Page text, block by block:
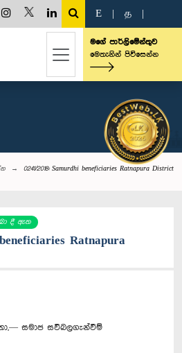
E த
මගේ පාර්ලිමේන්තුව
මෙතැනින් පිවිසෙන්න
0241/2018: Samurdhi beneficiaries Ratnapura District
දී ඇත
beneficiaries Ratnapura
සමාජ සවිබලගැන්වීම්